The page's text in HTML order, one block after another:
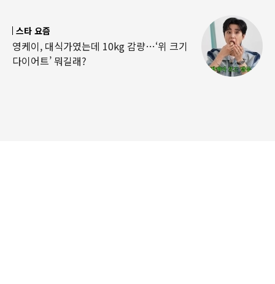
스타 요즘
영케이, 대식가였는데 10kg 감량…‘위 크기
다이어트’ 뭐길래?